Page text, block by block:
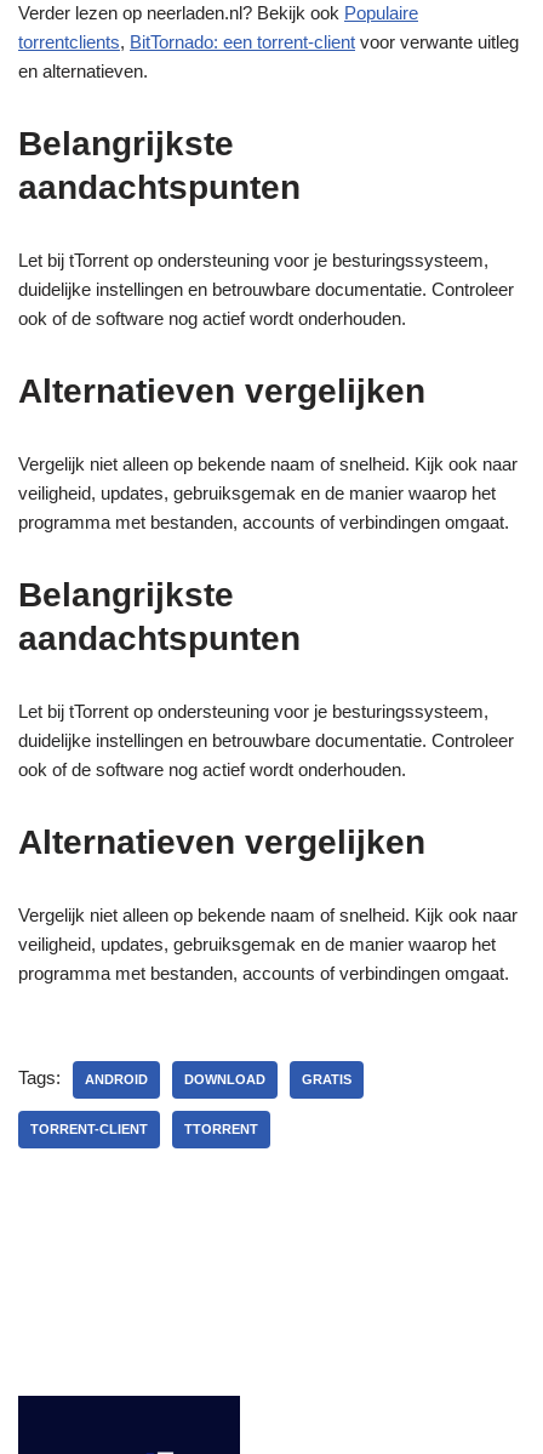
Verder lezen op neerladen.nl? Bekijk ook Populaire
torrentclients, BitTornado: een torrent-client voor verwante uitleg
en alternatieven.
Belangrijkste
aandachtspunten
Let bij tTorrent op ondersteuning voor je besturingssysteem,
duidelijke instellingen en betrouwbare documentatie. Controleer
ook of de software nog actief wordt onderhouden.
Alternatieven vergelijken
Vergelijk niet alleen op bekende naam of snelheid. Kijk ook naar
veiligheid, updates, gebruiksgemak en de manier waarop het
programma met bestanden, accounts of verbindingen omgaat.
Belangrijkste
aandachtspunten
Let bij tTorrent op ondersteuning voor je besturingssysteem,
duidelijke instellingen en betrouwbare documentatie. Controleer
ook of de software nog actief wordt onderhouden.
Alternatieven vergelijken
Vergelijk niet alleen op bekende naam of snelheid. Kijk ook naar
veiligheid, updates, gebruiksgemak en de manier waarop het
programma met bestanden, accounts of verbindingen omgaat.
Tags: ANDROID DOWNLOAD GRATIS
TORRENT-CLIENT TTORRENT